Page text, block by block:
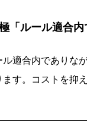
「ルール適合内
適合内でありな
す。コストを抑